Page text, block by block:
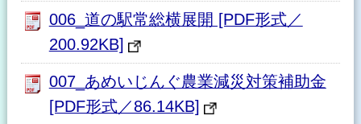
006_道の駅常総横展開 [PDF形式／
200.92KB]
007_あめいじんぐ農業減災対策補助金
[PDF形式／86.14KB]